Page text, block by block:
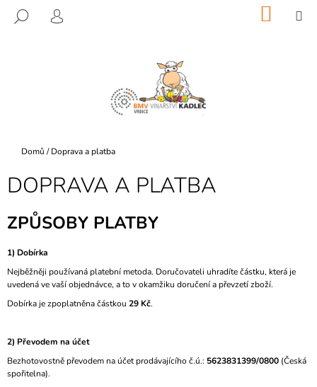
HLEDAT
PŘIHLÁŠENÍ KOŠÍK
Domů / Doprava a platba
DOPRAVA A PLATBA
ZPŮSOBY PLATBY
1) Dobírka
Nejběžněji používaná platební metoda. Doručovateli uhradíte částku, která je
uvedená ve vaší objednávce, a to v okamžiku doručení a převzetí zboží.
Dobírka je zpoplatněna částkou 29 Kč.
2) Převodem na účet
Bezhotovostně převodem na účet prodávajícího č.ú.: 5623831399/0800 (Česká
spořitelna).
T
E
U
J
E
T
E
A
J
Í